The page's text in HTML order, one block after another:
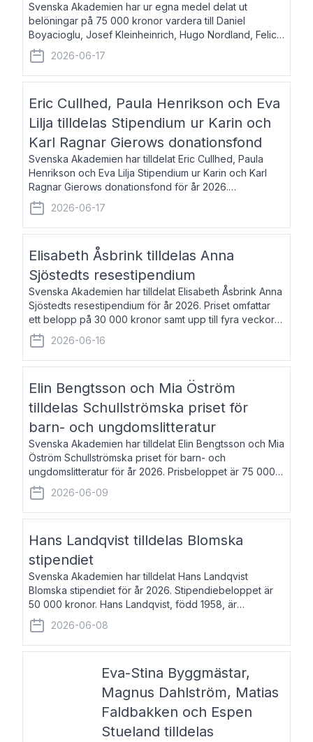
Svenska Akademien har ur egna medel delat ut
belöningar på 75 000 kronor vardera till Daniel
Boyacioglu, Josef Kleinheinrich, Hugo Nordland, Felicia
Stenroth och Svante Strandberg. Daniel Boyacioglu,
född 1981, är poet och scenartist. Josef
2026-06-17
Eric Cullhed, Paula Henrikson och Eva
Lilja tilldelas Stipendium ur Karin och
Karl Ragnar Gierows donationsfond
Svenska Akademien har tilldelat Eric Cullhed, Paula
Henrikson och Eva Lilja Stipendium ur Karin och Karl
Ragnar Gierows donationsfond för år 2026.
Stipendiebeloppet är på 70 000 kronor vardera. Eric
Cullhed, född 1985, är professor i grekis
2026-06-17
Elisabeth Åsbrink tilldelas Anna
Sjöstedts resestipendium
Svenska Akademien har tilldelat Elisabeth Åsbrink Anna
Sjöstedts resestipendium för år 2026. Priset omfattar
ett belopp på 30 000 kronor samt upp till fyra veckors
fri vistelse i Akademiens lägenhet i Berlin. Elisabeth
Åsbrink, född 1965 oc
2026-06-16
Elin Bengtsson och Mia Öström
tilldelas Schullströmska priset för
barn- och ungdomslitteratur
Svenska Akademien har tilldelat Elin Bengtsson och Mia
Öström Schullströmska priset för barn- och
ungdomslitteratur för år 2026. Prisbeloppet är 75 000
kronor vardera. Elin Bengtsson, född 1987, är författare
och forskare i genusvetenskap.
2026-06-09
Hans Landqvist tilldelas Blomska
stipendiet
Svenska Akademien har tilldelat Hans Landqvist
Blomska stipendiet för år 2026. Stipendiebeloppet är
50 000 kronor. Hans Landqvist, född 1958, är
professor i svenska vid Göteborgs universitet. Han
disputerade år 2000 på avhandlingen Författn
2026-06-08
Eva-Stina Byggmästar,
Magnus Dahlström, Matias
Faldbakken och Espen
Stueland tilldelas